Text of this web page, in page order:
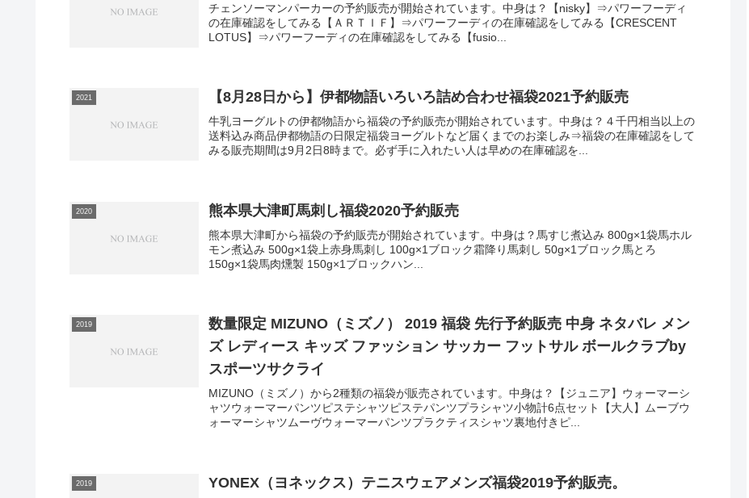
チェンソーマンパーカーの予約販売が開始されています。中身は？【nisky】⇒パワーフーディ
の在庫確認をしてみる【ＡＲＴＩＦ】⇒パワーフーディの在庫確認をしてみる【CRESCENT
LOTUS】⇒パワーフーディの在庫確認をしてみる【fusio...
2021 【8月28日から】伊都物語いろいろ詰め合わせ福袋2021予約販売
牛乳ヨーグルトの伊都物語から福袋の予約販売が開始されています。中身は？４千円相当以上の
送料込み商品伊都物語の日限定福袋ヨーグルトなど届くまでのお楽しみ⇒福袋の在庫確認をして
みる販売期間は9月2日8時まで。必ず手に入れたい人は早めの在庫確認を...
2020 熊本県大津町馬刺し福袋2020予約販売
熊本県大津町から福袋の予約販売が開始されています。中身は？馬すじ煮込み 800g×1袋馬ホル
モン煮込み 500g×1袋上赤身馬刺し 100g×1ブロック霜降り馬刺し 50g×1ブロック馬とろ
150g×1袋馬肉燻製 150g×1ブロックハン...
2019
数量限定 MIZUNO（ミズノ） 2019 福袋 先行予約販売 中身 ネタバレ メン
ズ レディース キッズ ファッション サッカー フットサル ボールクラブby
スポーツサクライ
MIZUNO（ミズノ）から2種類の福袋が販売されています。中身は？【ジュニア】ウォーマーシ
ャツウォーマーパンツピステシャツピステパンツプラシャツ小物計6点セット【大人】ムーブウ
ォーマーシャツムーヴウォーマーパンツプラクティスシャツ裏地付きピ...
2019 YONEX（ヨネックス）テニスウェアメンズ福袋2019予約販売。